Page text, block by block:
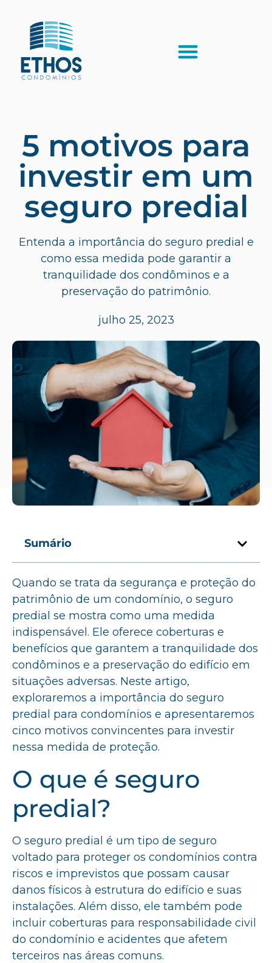
5 motivos para
investir em um
seguro predial
Entenda a importância do seguro predial e
como essa medida pode garantir a
tranquilidade dos condôminos e a
preservação do patrimônio.
julho 25, 2023
Sumário
Quando se trata da segurança e proteção do
patrimônio de um condomínio, o seguro
predial se mostra como uma medida
indispensável. Ele oferece coberturas e
benefícios que garantem a tranquilidade dos
condôminos e a preservação do edifício em
situações adversas. Neste artigo,
exploraremos a importância do seguro
predial para condomínios e apresentaremos
cinco motivos convincentes para investir
nessa medida de proteção.
O que é seguro
predial?
O seguro predial é um tipo de seguro
voltado para proteger os condomínios contra
riscos e imprevistos que possam causar
danos físicos à estrutura do edifício e suas
instalações. Além disso, ele também pode
incluir coberturas para responsabilidade civil
do condomínio e acidentes que afetem
terceiros nas áreas comuns.